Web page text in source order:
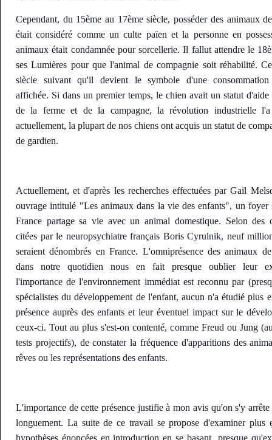
Cependant, du 15ème au 17ème siècle, posséder des animaux
était considéré comme un culte païen et la personne en
animaux était condamnée pour sorcellerie. Il fallut attendre le
ses Lumières pour que l'animal de compagnie soit réhabilité.
siècle suivant qu'il devient le symbole d'une consommation
affichée. Si dans un premier temps, le chien avait un statut
de la ferme et de la campagne, la révolution industrielle
actuellement, la plupart de nos chiens ont acquis un statut de
de gardien.
Actuellement, et d'après les recherches effectuées par Gail
ouvrage intitulé "Les animaux dans la vie des enfants", un foyer
France partage sa vie avec un animal domestique. Selon des
citées par le neuropsychiatre français Boris Cyrulnik, neuf
seraient dénombrés en France. L'omniprésence des animaux
dans notre quotidien nous en fait presque oublier leur
l'importance de l'environnement immédiat est reconnu par
spécialistes du développement de l'enfant, aucun n'a étudié plus
présence auprès des enfants et leur éventuel impact sur le
ceux-ci. Tout au plus s'est-on contenté, comme Freud ou Jung
tests projectifs), de constater la fréquence d'apparitions des
rêves ou les représentations des enfants.
L'importance de cette présence justifie à mon avis qu'on s'y
longuement. La suite de ce travail se propose d'examiner plus
hypothèses énoncées en introduction en se basant presque